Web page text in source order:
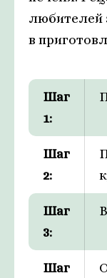
любителей
в
Шаг
1:
Шаг
2:
Шаг
3:
Шаг